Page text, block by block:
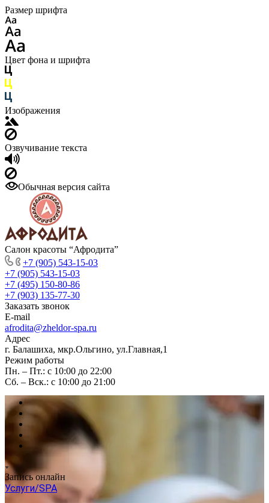
Размер шрифта
Цвет фона и шрифта
Изображения
Озвучивание текста
Обычная версия сайта
Салон красоты “Афродита”
+7 (905) 543-15-03
+7 (905) 543-15-03
+7 (495) 150-80-86
+7 (903) 135-77-30
Заказать звонок
E-mail
afrodita@zheldor-spa.ru
Адрес
г. Балашиха, мкр.Ольгино, ул.Главная,1
Режим работы
Пн. – Пт.: с 10:00 до 22:00
Сб. – Вск.: с 10:00 до 21:00
Запись онлайн
Услуги/SPA